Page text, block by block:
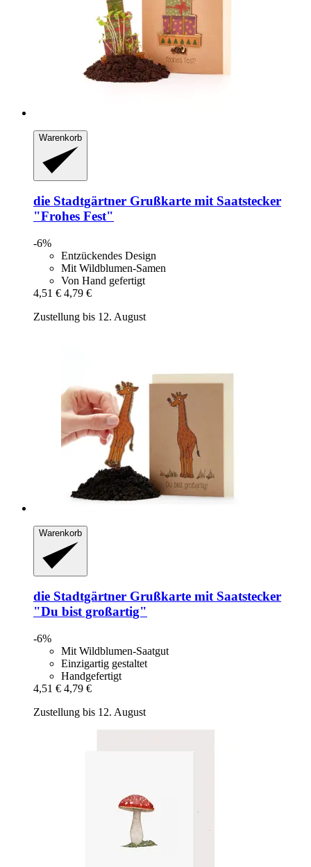
Warenkorb
die Stadtgärtner Grußkarte mit Saatstecker
"Frohes Fest"
-6%
Entzückendes Design
Mit Wildblumen-Samen
Von Hand gefertigt
4,51 € 4,79 €
Zustellung bis 12. August
Warenkorb
die Stadtgärtner Grußkarte mit Saatstecker
"Du bist großartig"
-6%
Mit Wildblumen-Saatgut
Einzigartig gestaltet
Handgefertigt
4,51 € 4,79 €
Zustellung bis 12. August